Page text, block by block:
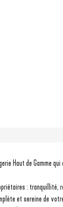
Haut de Gamme
: tranquillité,
et sereine de